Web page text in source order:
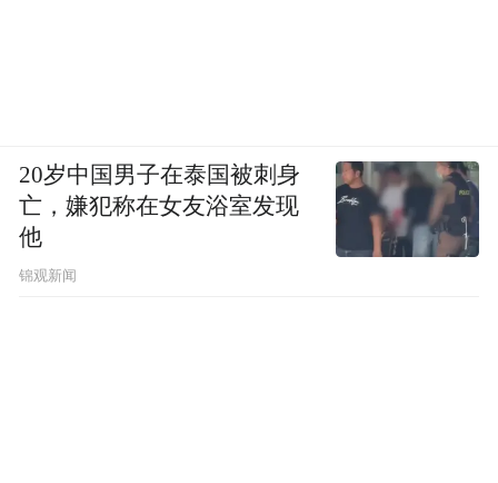
20岁中国男子在泰国被刺身
亡，嫌犯称在女友浴室发现
他
锦观新闻